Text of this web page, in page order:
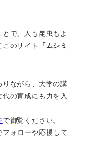
で、人も昆虫もよ
のサイト
「ムシミ
ながら、大学の講
の育成にも力を入
で御覧ください。
フォローや応援して